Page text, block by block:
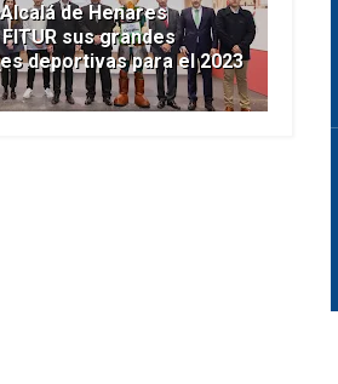
Alcalá de Henares
sus grandes
deportivas para el 2023